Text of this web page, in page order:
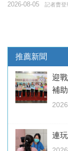
記者曹登
2026-08-05
推薦新聞
迎
補
連